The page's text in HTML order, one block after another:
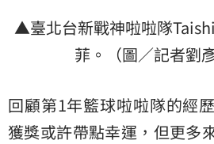
▲臺北台新戰神啦啦隊
菲。（圖／記者劉
回顧第1年籃球啦啦隊的經
獲獎或許帶點幸運，但更多